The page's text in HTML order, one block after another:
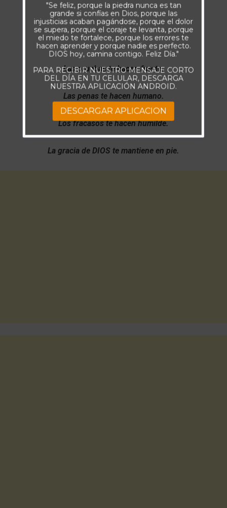
Las pruebas te hacen fuerte.
Las penas te hacen humano.
Los fracasos te hacen humilde.
La gracia de DIOS te mantiene en pie.
"Se feliz, porque la piedra nunca es tan
grande si confías en Dios, porque las
injusticias acaban pagándose, porque el dolor
se supera, porque el coraje te levanta, porque
el miedo te fortalece, porque los errores te
hacen aprender y porque nadie es perfecto.
DIOS hoy, camina contigo. Feliz Día."
PARA RECIBIR NUESTRO MENSAJE CORTO
DEL DÍA EN TU CELULAR, DESCARGA
NUESTRA APLICACIÓN ANDROID.
DESCARGAR APLICACION